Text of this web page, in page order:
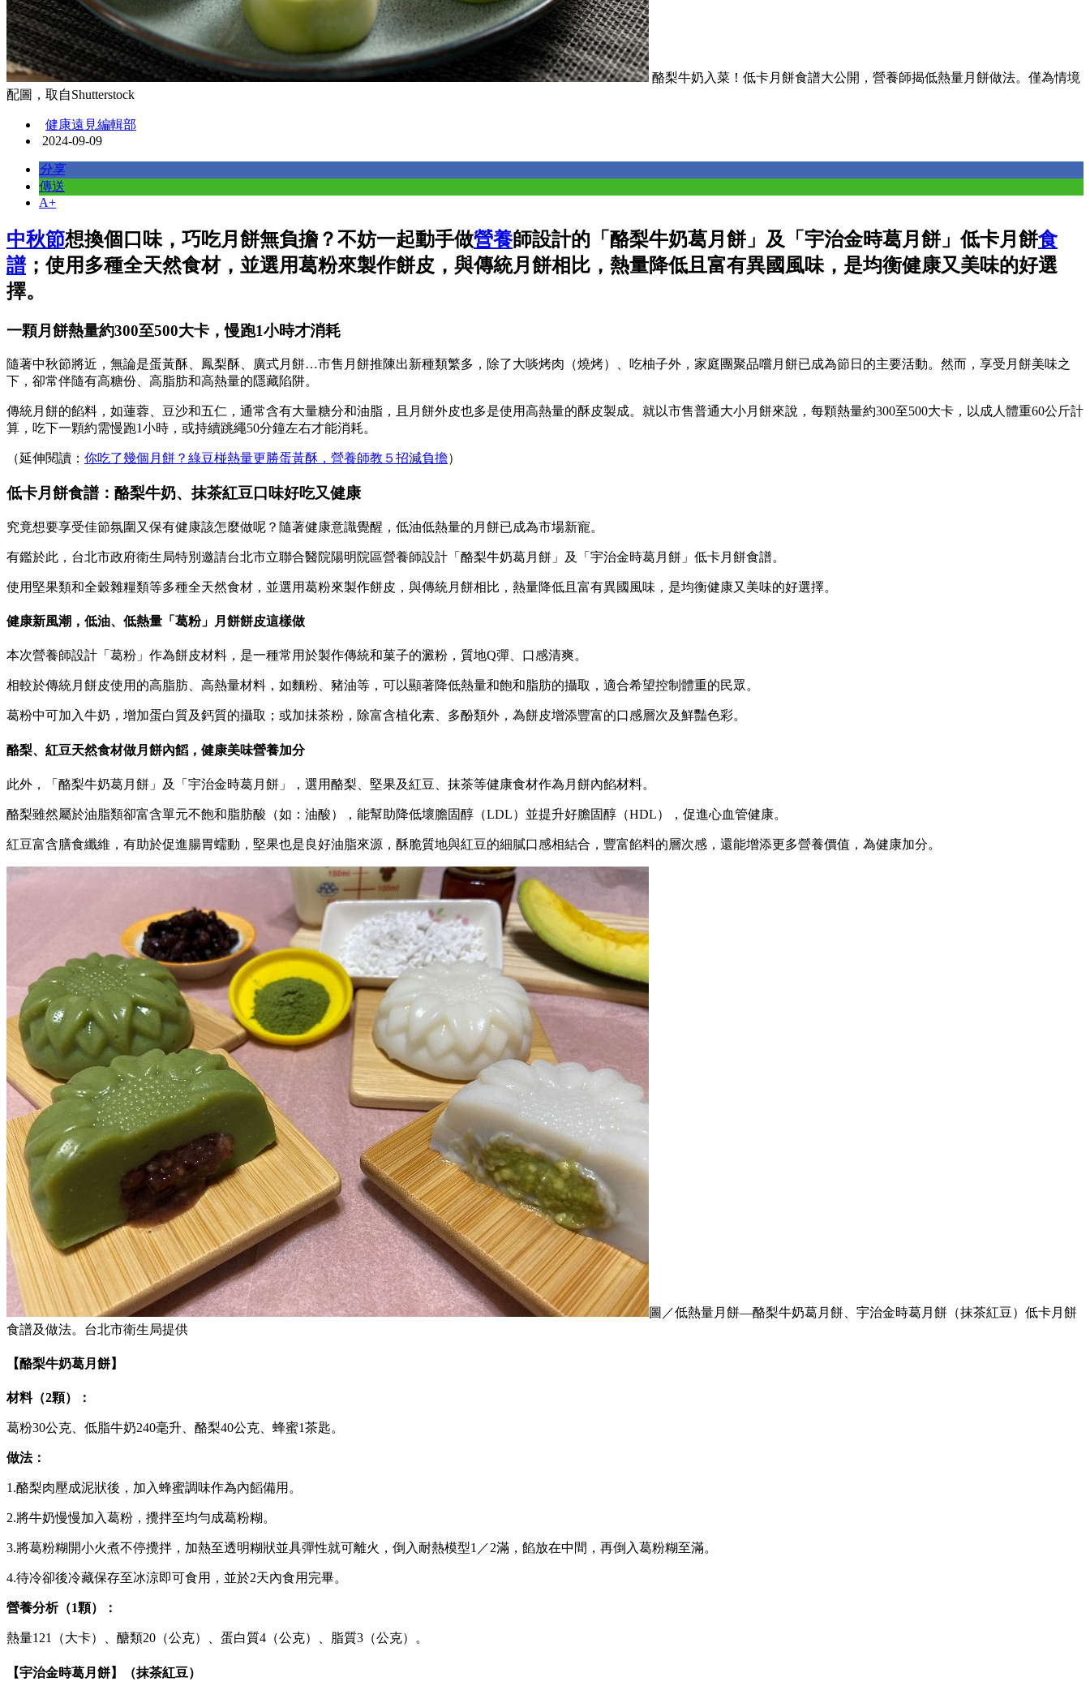
酪梨牛奶入菜！低卡月餅食譜大公開，營養師揭低熱量月餅做法。僅為情境
配圖，取自Shutterstock
健康遠見編輯部
2024-09-09
分享
傳送
A+
中秋節想換個口味，巧吃月餅無負擔？不妨一起動手做營養師設計的「酪梨牛奶葛月餅」及「宇治金時葛月餅」低卡月餅食
譜；使用多種全天然食材，並選用葛粉來製作餅皮，與傳統月餅相比，熱量降低且富有異國風味，是均衡健康又美味的好選
擇。
一顆月餅熱量約300至500大卡，慢跑1小時才消耗
隨著中秋節將近，無論是蛋黃酥、鳳梨酥、廣式月餅…市售月餅推陳出新種類繁多，除了大啖烤肉（燒烤）、吃柚子外，家庭團聚品嚐月餅已成為節日的主要活動。然而，享受月餅美味之
下，卻常伴隨有高糖份、高脂肪和高熱量的隱藏陷阱。
傳統月餅的餡料，如蓮蓉、豆沙和五仁，通常含有大量糖分和油脂，且月餅外皮也多是使用高熱量的酥皮製成。就以市售普通大小月餅來說，每顆熱量約300至500大卡，以成人體重60公斤計
算，吃下一顆約需慢跑1小時，或持續跳繩50分鐘左右才能消耗。
（延伸閱讀： 你吃了幾個月餅？綠豆椪熱量更勝蛋黃酥，營養師教５招減負擔）
低卡月餅食譜：酪梨牛奶、抹茶紅豆口味好吃又健康
究竟想要享受佳節氛圍又保有健康該怎麼做呢？隨著健康意識覺醒，低油低熱量的月餅已成為市場新寵。
有鑑於此，台北市政府衛生局特別邀請台北市立聯合醫院陽明院區營養師設計「酪梨牛奶葛月餅」及「宇治金時葛月餅」低卡月餅食譜。
使用堅果類和全穀雜糧類等多種全天然食材，並選用葛粉來製作餅皮，與傳統月餅相比，熱量降低且富有異國風味，是均衡健康又美味的好選擇。
健康新風潮，低油、低熱量「葛粉」月餅餅皮這樣做
本次營養師設計「葛粉」作為餅皮材料，是一種常用於製作傳統和菓子的澱粉，質地Q彈、口感清爽。
相較於傳統月餅皮使用的高脂肪、高熱量材料，如麵粉、豬油等，可以顯著降低熱量和飽和脂肪的攝取，適合希望控制體重的民眾。
葛粉中可加入牛奶，增加蛋白質及鈣質的攝取；或加抺茶粉，除富含植化素、多酚類外，為餅皮增添豐富的口感層次及鮮豔色彩。
酪梨、紅豆天然食材做月餅內饀，健康美味營養加分
此外，「酪梨牛奶葛月餅」及「宇治金時葛月餅」，選用酪梨、堅果及紅豆、抹茶等健康食材作為月餅內餡材料。
酪梨雖然屬於油脂類卻富含單元不飽和脂肪酸（如：油酸），能幫助降低壞膽固醇（LDL）並提升好膽固醇（HDL），促進心血管健康。
紅豆富含膳食纖維，有助於促進腸胃蠕動，堅果也是良好油脂來源，酥脆質地與紅豆的細膩口感相結合，豐富餡料的層次感，還能增添更多營養價值，為健康加分。
圖／低熱量月餅—酪梨牛奶葛月餅、宇治金時葛月餅（抹茶紅豆）低卡月餅
食譜及做法。台北市衛生局提供
【酪梨牛奶葛月餅】
材料（2顆）：
葛粉30公克、低脂牛奶240毫升、酪梨40公克、蜂蜜1茶匙。
做法：
1.酪梨肉壓成泥狀後，加入蜂蜜調味作為內饀備用。
2.將牛奶慢慢加入葛粉，攪拌至均勻成葛粉糊。
3.將葛粉糊開小火煮不停攪拌，加熱至透明糊狀並具彈性就可離火，倒入耐熱模型1／2滿，餡放在中間，再倒入葛粉糊至滿。
4.待冷卻後冷藏保存至冰涼即可食用，並於2天內食用完畢。
營養分析（1顆）：
熱量121（大卡）、醣類20（公克）、蛋白質4（公克）、脂質3（公克）。
【宇治金時葛月餅】（抹茶紅豆）